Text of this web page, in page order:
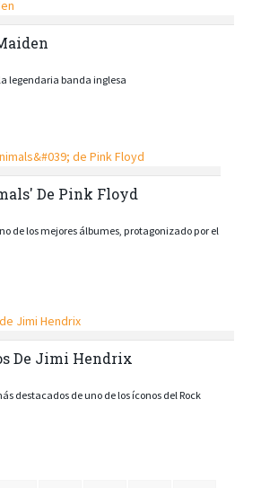
legendaria banda inglesa
De Pink Floyd
de los mejores álbumes, protagonizado por el
De Jimi Hendrix
destacados de uno de los íconos del Rock